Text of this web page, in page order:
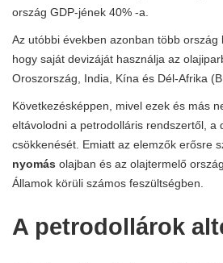
ország GDP-jének 40% -a.
Az utóbbi években azonban több ország
hogy saját devizáját használja az
Oroszország, India, Kína és Dél-Afrika
Következésképpen, mivel ezek és más
eltávolodni a petrodolláris rendszertől, a
csökkenését. Emiatt az elemzők erősre
nyomás olajban és az olajtermelő
Államok körüli számos feszültségben.
A petrodollárok